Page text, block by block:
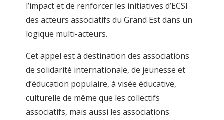
l’impact et de renforcer les initiatives d’ECSI
des acteurs associatifs du Grand Est dans un
logique multi-acteurs.
Cet appel est à destination des associations
de solidarité internationale, de jeunesse et
d’éducation populaire, à visée éducative,
culturelle de même que les collectifs
associatifs, mais aussi les associations